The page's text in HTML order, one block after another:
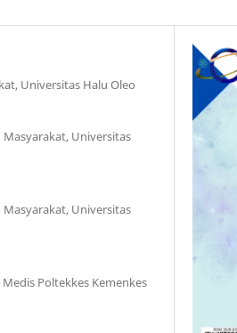
Universitas Halu Oleo
Universitas
Universitas
Poltekkes Kemenkes